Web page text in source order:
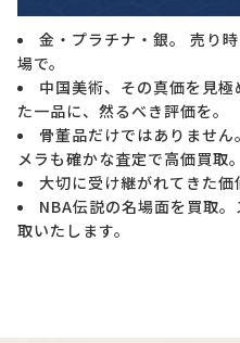
金・プラチナ・銀。 売り
場で。
中国美術、その真価を見
た一品に、然るべき評価を。
骨董品だけではありませ
メラも確かな査定で高価買取。
大切に受け継がれてきた価
NBA伝説の名場面を買取
取いたします。